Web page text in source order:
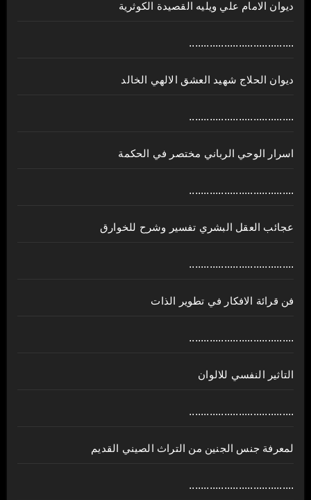
ديوان الامام علي ويليه القصيدة الكوثرية
....................................
ديوان الحلاج شهيد العشق الالهي الخالد
....................................
اسرار الوحي الرباني مختصر في الحكمة
....................................
عجائب العقل البشري تفسير وشرح للخوارق
....................................
فن قرائة الافكار في تطوير الذات
....................................
التاثير النفسي للالوان
....................................
لمعرفة جنس الجنين من التراث الصيني القديم
....................................